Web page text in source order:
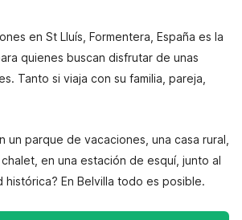
en St Lluís, Formentera, España es la
quienes buscan disfrutar de unas
Tanto si viaja con su familia, pareja,
un parque de vacaciones, una casa rural,
en una estación de esquí, junto al
histórica? En Belvilla todo es posible.